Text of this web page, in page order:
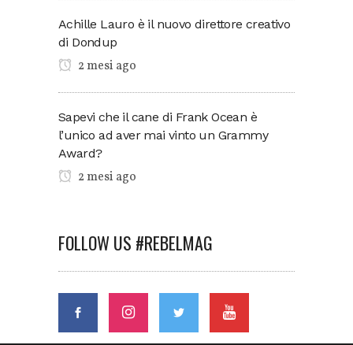
Achille Lauro è il nuovo direttore creativo
di Dondup
2 mesi ago
Sapevi che il cane di Frank Ocean è
l’unico ad aver mai vinto un Grammy
Award?
2 mesi ago
FOLLOW US #REBELMAG